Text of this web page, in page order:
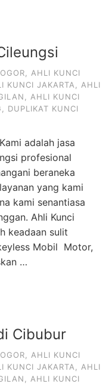
AHLI KUNCI
KUNCI JAKARTA
AHLI
AHLI KUNCI
DUPLIKAT KUNCI
adalah jasa
profesional
beraneka
yang kami
kami senantiasa
Ahli Kunci
keadaan sulit
Mobil Motor,
…
Cibubur
AHLI KUNCI
KUNCI JAKARTA
AHLI
AHLI KUNCI